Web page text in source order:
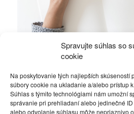
Spravujte súhlas so
cookie
Na poskytovanie tých najlepších skúseností
súbory cookie na ukladanie a/alebo prístup
Súhlas s týmito technológiami nám umožní
správanie pri prehliadaní alebo jedinečné
alebo odvolanie súhlasu môže nepriaznivo
Ficova vláda a médiá…
Politika 4. decembra 2023